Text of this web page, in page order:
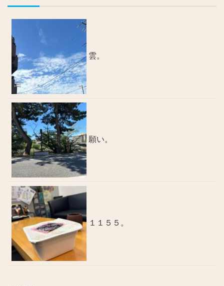
雲。
願い。
１１５５。